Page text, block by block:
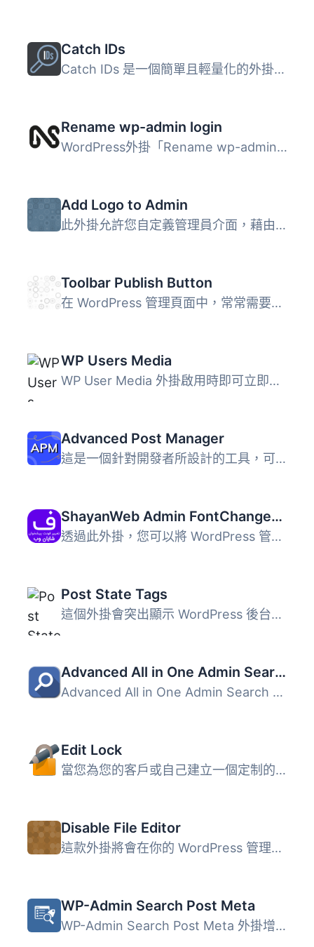
Catch IDs
Catch IDs 是一個簡單且輕量化的外掛，可在管理區塊表格中顯...
Rename wp-admin login
WordPress外掛「Rename wp-admin login」可以讓你將wp-admin...
Add Logo to Admin
此外掛允許您自定義管理員介面，藉由將您自己的標誌添加到標...
Toolbar Publish Button
在 WordPress 管理頁面中，常常需要來回滾動頁面以找到藍色的...
WP Users Media
WP User Media 外掛啟用時即可立即使用，不需要進行其他設定...
Advanced Post Manager
這是一個針對開發者所設計的工具，可以透過添加 metadata、ta...
ShayanWeb Admin FontChanger | افزونه‌ی تغییر فونت پیشخوان وردپرس شایان وب
透過此外掛，您可以將 WordPress 管理介面的字體更改為 Shabn...
Post State Tags
這個外掛會突出顯示 WordPress 後台文章列表中的左邊框和背景...
Advanced All in One Admin Search by WP Spotlight
Advanced All in One Admin Search by WP Spotlight 是一款功...
Edit Lock
當您為您的客戶或自己建立一個定制的網站時，通常會有包含 HT...
Disable File Editor
這款外掛將會在你的 WordPress 管理後台停用檔案編輯工具。
WP-Admin Search Post Meta
WP-Admin Search Post Meta 外掛增強了 WordPress 控制台的搜...